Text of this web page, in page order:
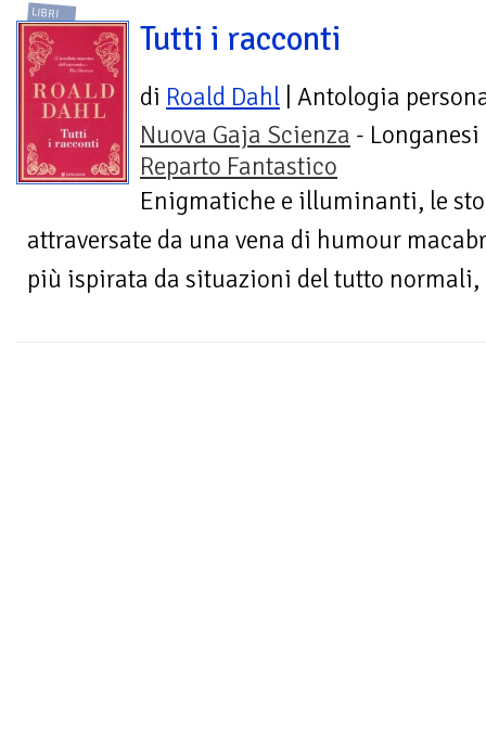
LIBRI
Tutti i racconti
di Roald Dahl | Antologia
Nuova Gaja Scienza - Longanesi
Reparto Fantastico
Enigmatiche e illuminanti, le
attraversate da una vena di humour
più ispirata da situazioni del tutto